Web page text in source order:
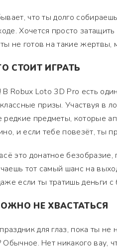
что ты долго
Хочется просто
не готов на такие жертвы,
СТОИТ ИГРАТЬ
В Robux Loto 3D Pro есть
призы. Участвуя в
предметы, которые
и если тебе повезёт, ты
это донатное безобразие,
тот самый шанс на
если ты тратишь деньги
НЕ ХВАСТАТЬСЯ
для глаз, пока ты не
Обычное. Нет никакого вау,